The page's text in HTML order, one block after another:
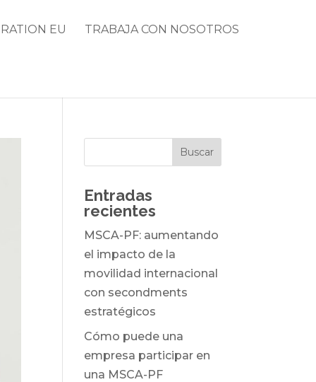
EU TRABAJA CON NOSOTROS
Entradas
recientes
MSCA-PF: aumentando
el impacto de la
movilidad internacional
con secondments
estratégicos
Cómo puede una
empresa participar en
una MSCA-PF